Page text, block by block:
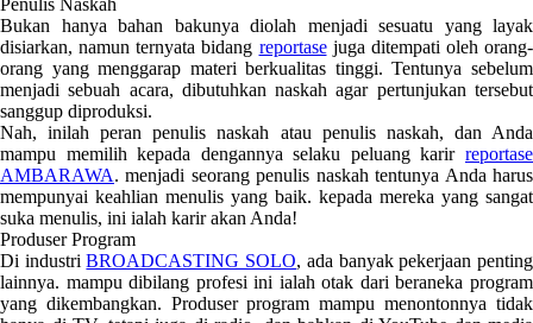
Penulis Naskah
Bukan hanya bahan bakunya diolah menjadi sesuatu yang layak
disiarkan, namun ternyata bidang reportasejuga ditempati oleh orang-
orang yang menggarap materi berkualitas tinggi. Tentunya sebelum
menjadi sebuah acara, dibutuhkan naskah agar pertunjukan tersebut
sanggup diproduksi.
Nah, inilah peran penulis naskah atau penulis naskah, dan Anda
mampu memilih kepada dengannya selaku peluang karir reportase
AMBARAWA. menjadi seorang penulis naskah tentunya Anda harus
mempunyai keahlian menulis yang baik. kepada mereka yang sangat
suka menulis, ini ialah karir akan Anda!
Produser Program
Di industriBROADCASTING SOLO, ada banyak pekerjaan penting
lainnya. mampu dibilang profesi ini ialah otak dari beraneka program
yang dikembangkan. Produser program mampu menontonnya tidak